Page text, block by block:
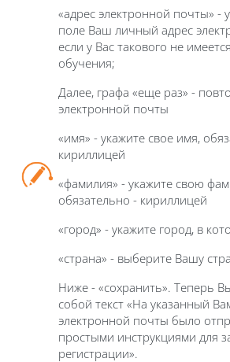
«адрес электронной почты» -
поле Ваш личный адрес
если у Вас такового не
обучения;
Далее, графа «еще раз» -
электронной почты
«имя» - укажите свое имя,
кириллицей
«фамилия» - укажите свою
обязательно - кириллицей
«город» - укажите город, в
«страна» - выберите Вашу
Ниже - «сохранить». Теперь
собой текст «На указанный
электронной почты было
простыми инструкциями для
регистрации».